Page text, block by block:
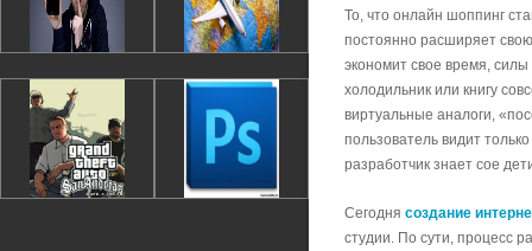
То, что онлайн шоппинг
постоянно расширяет
экономит свое время,
холодильник или книгу
виртуальные аналоги,
пользователь видит
разработчик знает сое
Сегодня создание
студии. По сути, процесс